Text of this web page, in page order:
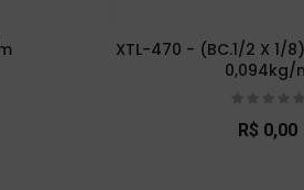
XTL-470 - (BC.1/2 X 1/8)
0,094kg/
R$ 0,00